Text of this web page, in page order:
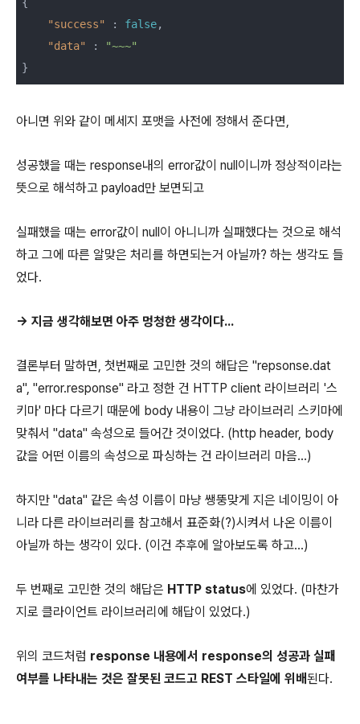
"success"
: false,
"data"
:
"~~~"
}
아니면 위와 같이 메세지 포맷을 사전에 정해서 준다면,
성공했을 때는 response내의 error값이 null이니까 정상적이라는
뜻으로 해석하고 payload만 보면되고
실패했을 때는 error값이 null이 아니니까 실패했다는 것으로 해석
하고 그에 따른 알맞은 처리를 하면되는거 아닐까? 하는 생각도 들
었다.
→ 지금 생각해보면 아주 멍청한 생각이다...
결론부터 말하면, 첫번째로 고민한 것의 해답은 "repsonse.dat
a", "error.response" 라고 정한 건 HTTP client 라이브러리 '스
키마' 마다 다르기 때문에 body 내용이 그냥 라이브러리 스키마에
맞춰서 "data" 속성으로 들어간 것이었다. (http header, body
값을 어떤 이름의 속성으로 파싱하는 건 라이브러리 마음...)
하지만 "data" 같은 속성 이름이 마냥 쌩뚱맞게 지은 네이밍이 아
니라 다른 라이브러리를 참고해서 표준화(?)시켜서 나온 이름이
아닐까 하는 생각이 있다. (이건 추후에 알아보도록 하고...)
두 번째로 고민한 것의 해답은 HTTP status에 있었다. (마찬가
지로 클라이언트 라이브러리에 해답이 있었다.)
위의 코드처럼 response 내용에서 response의 성공과 실패
여부를 나타내는 것은 잘못된 코드고 REST 스타일에 위배된다.